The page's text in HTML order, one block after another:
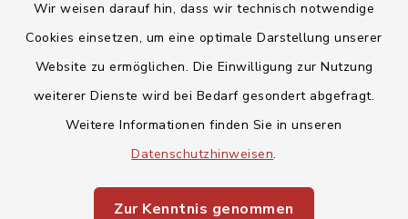
Wir weisen darauf hin, dass wir technisch notwendige
Cookies einsetzen, um eine optimale Darstellung unserer
Website zu ermöglichen. Die Einwilligung zur Nutzung
weiterer Dienste wird bei Bedarf gesondert abgefragt.
Weitere Informationen finden Sie in unseren
Datenschutzhinweisen.
Zur Kenntnis genommen
Datenschutz
Impressum
Sitemap
Cookie-Einstellungen